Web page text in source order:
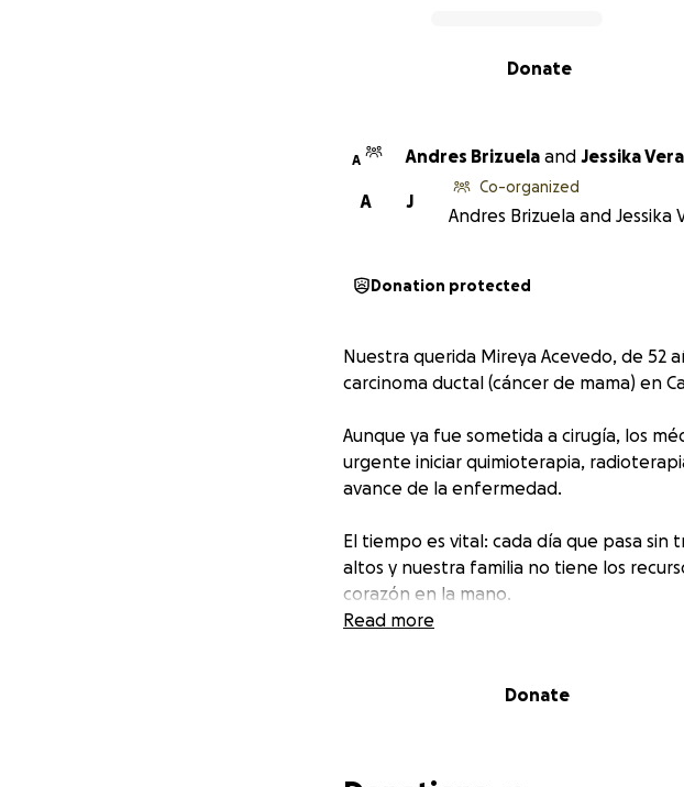
Donate
A Andres Brizuela and Jessika Vera
J
A
Co-organized
Andres Brizuela and
Donation protected
Nuestra querida Mireya Acevedo, de 52
carcinoma ductal (cáncer de mama) en
Aunque ya fue sometida a cirugía, los
urgente iniciar quimioterapia,
avance de la enfermedad.
El tiempo es vital: cada día que pasa sin
altos y nuestra familia no tiene los
corazón en la mano.
Si no puedes donar, te pedimos que
Read more
Donate